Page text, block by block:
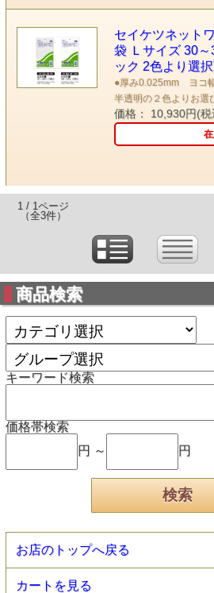
セイケツネット
袋 Ｌサイズ 30
ック 2色より選
●厚み0.025mm ヨコ
半透明の２色よりお選
価格： 10,930円(税
1 / 1ページ
（全3件）
商品検索
キーワード検索
価格帯検索
円 ～
円
お店のトップへ戻る
カートを見る